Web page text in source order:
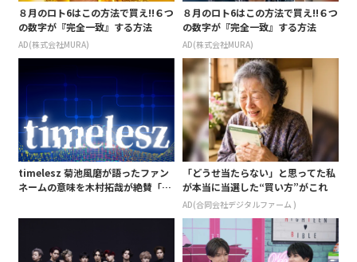
８月のロト6はこの方法で買え!!６つ
の数字が『完全一致』する方法
AD(株式会社MURA)
８月のロト6はこの方法で買え!!６つ
の数字が『完全一致』する方法
AD(株式会社MURA)
timelesz 菊池風磨が語ったファン
ネームの意味を木村拓哉が絶賛「考
「どうせ当たらない」と思ってた私
が本当に当選した“買い方”がこれ
AD(合同会社デジタルファーム )